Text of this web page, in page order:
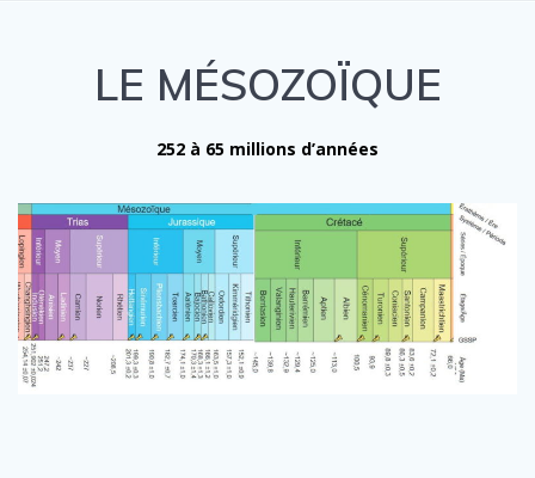
LE MÉSOZOÏQUE
252 à 65 millions d’années